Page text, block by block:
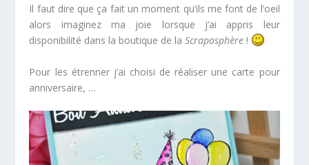
Il faut dire que ça fait un moment qu’ils me font de l’oeil
alors imaginez ma joie lorsque j’ai appris leur
disponibilité dans la boutique de laScraposphère !
Pour les étrenner j’ai choisi de réaliser une carte pour
anniversaire, …